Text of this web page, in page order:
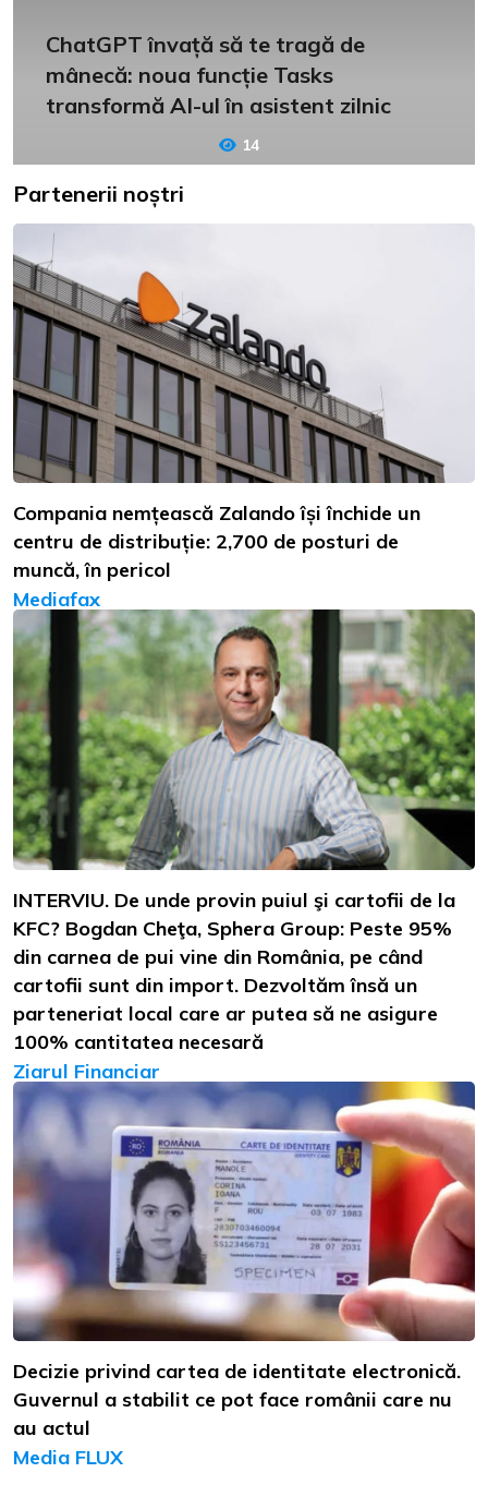
ChatGPT învață să te tragă de
mânecă: noua funcție Tasks
transformă AI-ul în asistent zilnic
14
Partenerii noștri
Compania nemțească Zalando își închide un
centru de distribuție: 2,700 de posturi de
muncă, în pericol
Mediafax
INTERVIU. De unde provin puiul şi cartofii de la
KFC? Bogdan Cheţa, Sphera Group: Peste 95%
din carnea de pui vine din România, pe când
cartofii sunt din import. Dezvoltăm însă un
parteneriat local care ar putea să ne asigure
100% cantitatea necesară
Ziarul Financiar
Decizie privind cartea de identitate electronică.
Guvernul a stabilit ce pot face românii care nu
au actul
Media FLUX